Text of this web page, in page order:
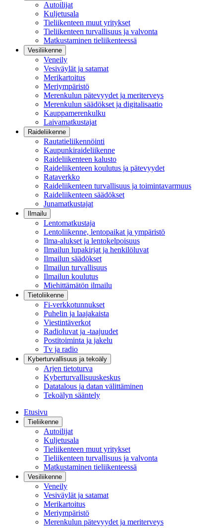
Autoilijat
Kuljetusala
Tieliikenteen muut yritykset
Tieliikenteen turvallisuus ja valvonta
Matkustaminen tieliikenteessä
Vesiliikenne
Veneily
Vesiväylät ja satamat
Merikartoitus
Meriympäristö
Merenkulun pätevyydet ja meriterveys
Merenkulun säädökset ja digitalisaatio
Kauppamerenkulku
Laivamatkustajat
Raideliikenne
Rautatieliikennöinti
Kaupunkiraideliikenne
Raideliikenteen kalusto
Raideliikenteen koulutus ja pätevyydet
Rataverkko
Raideliikenteen turvallisuus ja toimintavarmuus
Raideliikenteen säädökset
Junamatkustajat
Ilmailu
Lentomatkustaja
Lentoliikenne, lentopaikat ja ympäristö
Ilma-alukset ja lentokelpoisuus
Ilmailun lupakirjat ja henkilöluvat
Ilmailun säädökset
Ilmailun turvallisuus
Ilmailun koulutus
Miehittämätön ilmailu
Tietoliikenne
Fi-verkkotunnukset
Puhelin ja laajakaista
Viestintäverkot
Radioluvat ja -taajuudet
Postitoiminta ja jakelu
Tv ja radio
Kyberturvallisuus ja tekoäly
Arjen tietoturva
Kyberturvallisuuskeskus
Datatalous ja datan välittäminen
Tekoälyn sääntely
Etusivu
Tieliikenne
Autoilijat
Kuljetusala
Tieliikenteen muut yritykset
Tieliikenteen turvallisuus ja valvonta
Matkustaminen tieliikenteessä
Vesiliikenne
Veneily
Vesiväylät ja satamat
Merikartoitus
Meriympäristö
Merenkulun pätevyydet ja meriterveys